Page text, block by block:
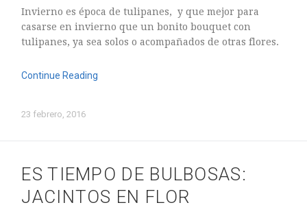
Invierno es época de tulipanes, y que mejor para
casarse en invierno que un bonito bouquet con
tulipanes, ya sea solos o acompañados de otras flores.
Continue Reading
23 febrero, 2016
ES TIEMPO DE BULBOSAS:
JACINTOS EN FLOR